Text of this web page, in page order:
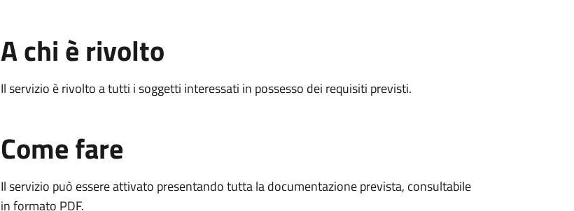
A chi è rivolto
Il servizio è rivolto a tutti i soggetti interessati in possesso dei requisiti previsti.
Come fare
Il servizio può essere attivato presentando tutta la documentazione prevista, consultabile
in formato PDF.